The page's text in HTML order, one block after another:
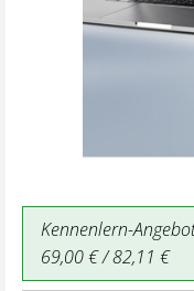
Kennenlern-
69,00 € / 82,11 €